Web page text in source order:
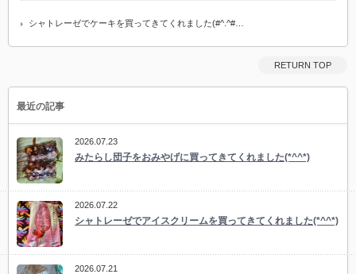
シャトレーゼでケーキを買ってきてくれました(#^.^#…
RETURN TOP
最近の記事
2026.07.23
みたらし団子をおみやげに買ってきてくれました(*^^*)
2026.07.22
シャトレーゼでアイスクリームを買ってきてくれました(*^^*)
2026.07.21